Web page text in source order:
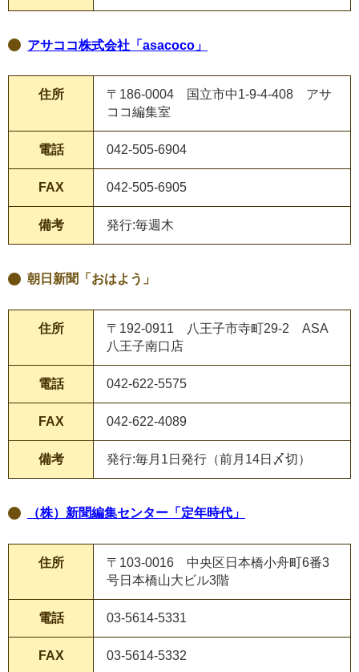
アサココ株式会社「asacoco」
住所
〒186-0004 国立市中1-9-4-408 アサ
ココ編集室
電話 042-505-6904
FAX 042-505-6905
備考 発行:毎週木
朝日新聞「おはよう」
住所
〒192-0911 八王子市寺町29-2 ASA
八王子南口店
電話 042-622-5575
FAX 042-622-4089
備考 発行:毎月1日発行（前月14日〆切）
（株）新聞編集センター「定年時代」
住所
〒103-0016 中央区日本橋小舟町6番3
号日本橋山大ビル3階
電話 03-5614-5331
FAX 03-5614-5332